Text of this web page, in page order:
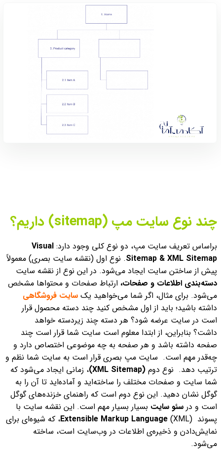
چند نوع سایت مپ (sitemap) داریم؟
براساس تعریف سایت مپ، دو نوع کلی وجود دارد: Visual
Sitemap & XML Sitemap
. نوع اول (نقشه سایت بصری) معمولاً
پیش از ساختن سایت ایجاد می‌شود. در این نوع از نقشه سایت
دسته‌بندی اطلاعات و صفحات، ارتباط صفحات و محتواها مشخص
می‌شود. برای مثال، اگر شما می‌‌خواهید یک سایت فروشگاهی
داشته باشید؛ باید از اول مشخص کنید چند دسته محصول قرار
است در سایت عرضه شود؟ هر دسته چند زیردسته خواهد
داشت؟ بنابراین، از ابتدا معلوم است سایت شما قرار است چند
صفحه داشته باشد و هر صفحه به چه موضوعی اختصاص دارد و
چه‌قدر مهم است. سایت مپ بصری قرار است به سایت شما نظم و
ترتیب دهد. نوع دوم (XML Sitemap)
،‌ زمانی ایجاد می‌شود که
شما سایت و صفحات مختلف را ساخته‌اید و آماده‌اید تا آن را به
گوگل نشان دهید. این نوع دوم است که راهنمای خزنده‌های گوگل
است و در سئو سایت بسیار بسیار مهم است. این نقشه سایت با
پسوند
(XML)، که شیوه‌ای برای
نمایش‌دادن و ذخیره‌ی اطلاعات در وب‌سایت است، ساخته
می‌شود.